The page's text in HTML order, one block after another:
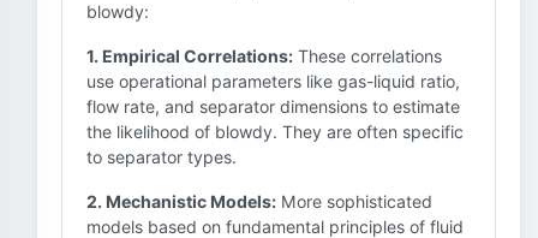
blowdy:
1. Empirical Correlations: These correlations
use operational parameters like gas-liquid ratio,
flow rate, and separator dimensions to estimate
the likelihood of blowdy. They are often specific
to separator types.
2. Mechanistic Models: More sophisticated
models based on fundamental principles of fluid